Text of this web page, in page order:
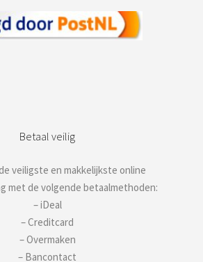
Betaal veilig
veiligste en makkelijkste online
met de volgende betaalmethoden:
– iDeal
– Creditcard
– Overmaken
– Bancontact